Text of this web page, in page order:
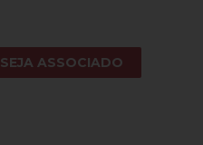
SEJA ASSOCIADO